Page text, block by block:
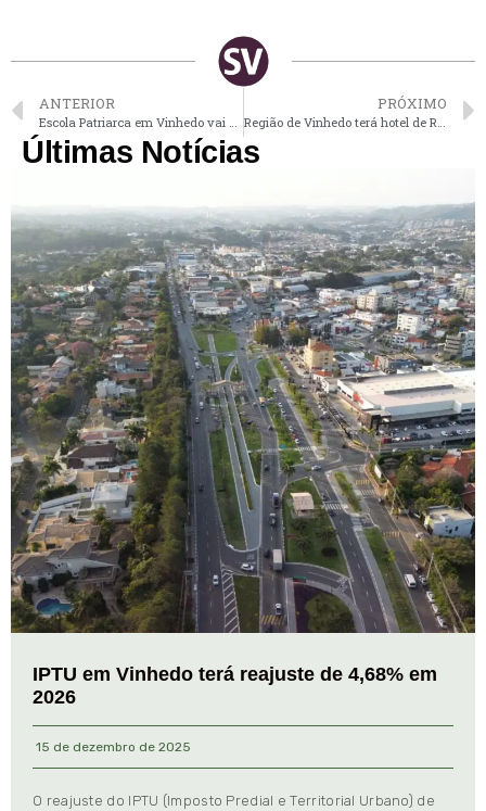
ANTERIOR PRÓXIMO
Últimas Notícias
IPTU em Vinhedo terá reajuste de 4,68% em
2026
15 de dezembro de 2025
O reajuste do IPTU (Imposto Predial e Territorial Urbano) de